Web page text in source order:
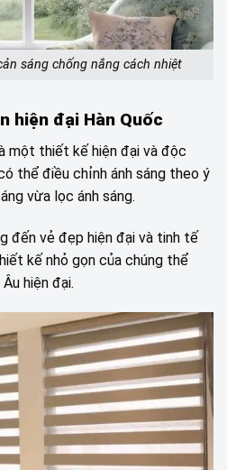
sáng chống nắng cách nhiệt
hiện đại Hàn Quốc
một thiết kế hiện đại và độc
thể điều chỉnh ánh sáng theo ý
vừa lọc ánh sáng.
đến vẻ đẹp hiện đại và tinh tế
kế nhỏ gọn của chúng thể
hiện đại.